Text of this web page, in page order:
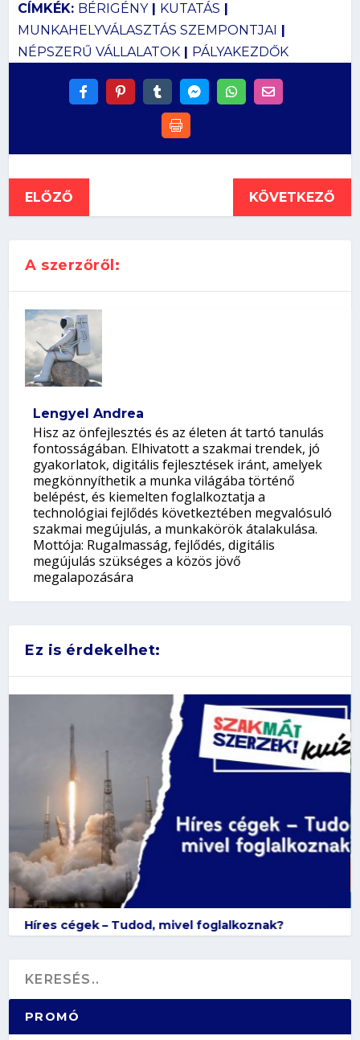
CÍMKÉK: BÉRIGÉNY| KUTATÁS
MUNKAHELYVÁLASZTÁS SZEMPONTJAI
NÉPSZERŰ VÁLLALATOK| PÁLYAKEZDŐK
ELŐZŐ KÖVETKEZŐ
A szerzőről:
Lengyel Andrea
Hisz az önfejlesztés és az életen át tartó tanulás
fontosságában. Elhivatott a szakmai trendek, jó
gyakorlatok, digitális fejlesztések iránt, amelyek
megkönnyíthetik a munka világába történő
belépést, és kiemelten foglalkoztatja a
technológiai fejlődés következtében megvalósuló
szakmai megújulás, a munkakörök átalakulása.
Mottója: Rugalmasság, fejlődés, digitális
megújulás szükséges a közös jövő
megalapozására
Ez is érdekelhet:
Híres cégek – Tudod, mivel foglalkoznak?
PROMÓ